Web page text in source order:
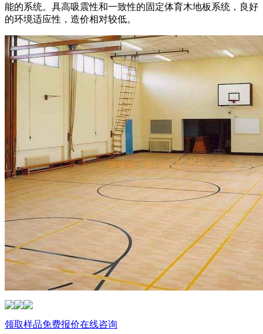
能的系统。具高吸震性和一致性的固定体育木地板系统，良好
的环境适应性，造价相对较低。
领取样品免费报价在线咨询